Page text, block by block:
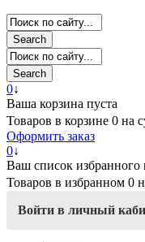
Search
Search
0↓
Ваша корзина пуста
Товаров в корзине 0 на
Оформить заказ
0↓
Ваш список избранного
Товаров в избранном 0
Войти в личный